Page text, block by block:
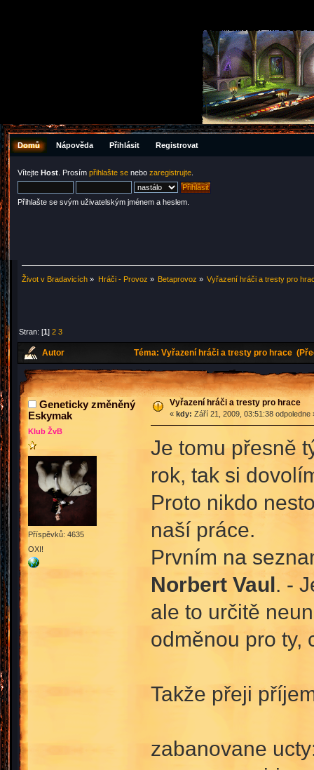
Domů Nápověda Přihlásit Registrovat
Vítejte Host . Prosím přihlašte se nebo zaregistrujte
Přihlašte se svým uživatelským jménem a heslem.
Život v Bradavicích » Hráči - Provoz » Betaprovoz » Vyřazení hráči a tresty pro
Stran: [1]2 3
Autor Téma: Vyřazení hráči a tresty pro hrace
Geneticky změněný
Eskymak
Klub ŽvB
Příspěvků: 4635
OXI!
Vyřazení hráči a tresty pro hrace
« kdy: Září 21, 2009, 03:51:38 odpoledne
Je tomu přesně
rok, tak si
Proto nikdo
naší práce.
Prvním na
Norbert Vaul. -
ale to určitě
odměnou pro ty,
Takže přeji
zabanovane